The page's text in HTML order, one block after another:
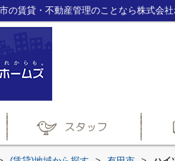
賃貸・不動産管理のことなら株式会